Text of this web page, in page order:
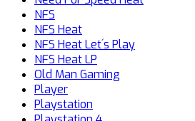
NFS
NFS Heat
NFS Heat Let´s Play
NFS Heat LP
Old Man Gaming
Player
Playstation